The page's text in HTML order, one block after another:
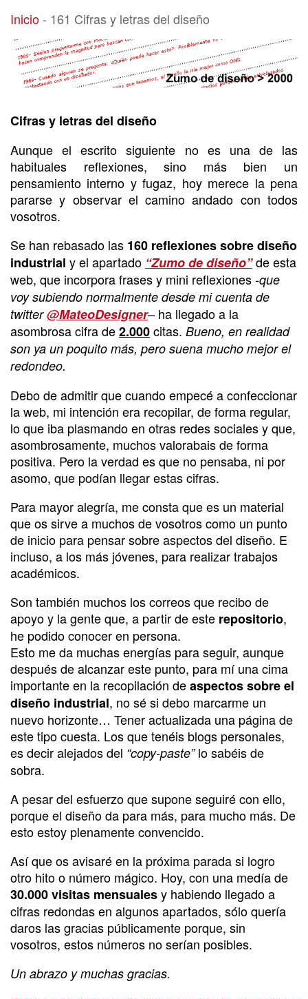
161 Cifras y letras del diseño
Inicio- 161 Cifras y letras del diseño
Cifras y letras del diseño
Aunque el escrito siguiente no es una de las
habituales reflexiones, sino más bien un
pensamiento interno y fugaz, hoy merece la pena
pararse y observar el camino andado con todos
vosotros.
Se han rebasado las 160 reflexiones sobre diseño
industrial y el apartado “Zumo de diseño”de esta
web, que incorpora frases y mini reflexiones -que
voy subiendo normalmente desde mi cuenta de
twitter@MateoDesigner–ha llegado a la
asombrosa cifra de2.000citas. Bueno, en realidad
son ya un poquito más, pero suena mucho mejor el
redondeo.
Debo de admitir que cuando empecé a confeccionar
la web, mi intención era recopilar, de forma regular,
lo que iba plasmando en otras redes sociales y que,
asombrosamente, muchos valorabais de forma
positiva. Pero la verdad es que no pensaba, ni por
asomo, que podían llegar estas cifras.
Para mayor alegría, me consta que es un material
que os sirve a muchos de vosotros como un punto
de inicio para pensar sobre aspectos del diseño. E
incluso, a los más jóvenes, para realizar trabajos
académicos.
Son también muchos los correos que recibo de
apoyo y la gente que, a partir de este repositorio,
he podido conocer en persona.
Esto me da muchas energías para seguir, aunque
después de alcanzar este punto, para mí una cima
importante en la recopilación deaspectos sobre el
diseño industrial, no sé si debo marcarme un
nuevo horizonte… Tener actualizada una página de
este tipo cuesta. Los que tenéis blogs personales,
es decir alejados del “copy-paste”lo sabéis de
sobra.
A pesar del esfuerzo que supone seguiré con ello,
porque el diseño da para más, para mucho más. De
esto estoy plenamente convencido.
Así que os avisaré en la próxima parada si logro
otro hito o número mágico. Hoy, con una medía de
30.000 visitas mensualesy habiendo llegado a
cifras redondas en algunos apartados, sólo quería
daros las gracias públicamente porque, sin
vosotros, estos números no serían posibles.
Un abrazo y muchas gracias.